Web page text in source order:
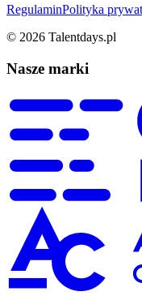
RegulaminPolityka
© 2026 Talentdays.pl
Nasze marki